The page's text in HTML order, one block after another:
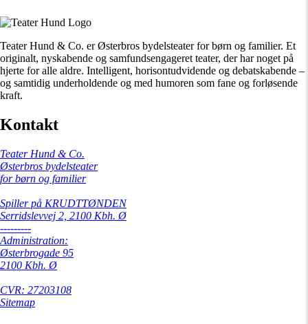
Teater Hund & Co. er Østerbros bydelsteater for børn og familier. Et
originalt, nyskabende og samfundsengageret teater, der har noget på
hjerte for alle aldre. Intelligent, horisontudvidende og debatskabende –
og samtidig underholdende og med humoren som fane og forløsende
kraft.
Kontakt
Teater Hund & Co.
Østerbros bydelsteater
for børn og familier
Spiller på KRUDTTØNDEN
Serridslevvej 2, 2100 Kbh. Ø
---------
Administration:
Østerbrogade 95
2100 Kbh. Ø
CVR: 27203108
Sitemap